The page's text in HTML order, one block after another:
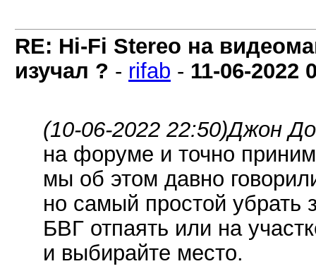
RE: Hi-Fi Stereo на
изучал ? - rifab - 11-06-2022
(10-06-2022 22:50)Джон
на форуме и точно
мы об этом давно
но самый простой убрать
БВГ отпаять или на
и выбирайте место.